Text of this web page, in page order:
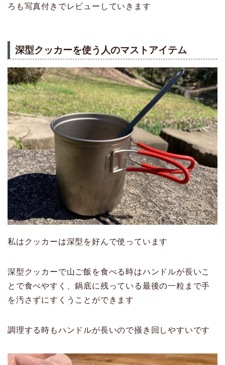
ろも写真付きでレビューしていきます
深型クッカーを使う人のマストアイテム
私はクッカーは深型を好んで使っています
深型クッカーで山ご飯を食べる時はハンドルが長いこ
とで食べやすく、鍋底に残っている最後の一粒まで手
を汚さずにすくうことができます
調理する時もハンドルが長いので掻き回しやすいです